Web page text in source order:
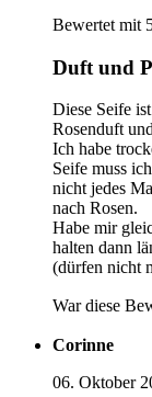
Bewertet mit
Duft und
Diese Seife
Rosenduft
Ich habe
Seife muss ich
nicht jedes
nach Rosen.
Habe mir
halten dann
(dürfen nicht
War diese
Corinne
06. Oktober